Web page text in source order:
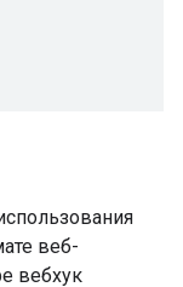
веб-
вебхук